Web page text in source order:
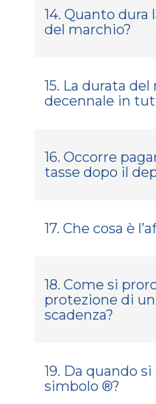
14. Quanto dura
del marchio?
15. La durata
decennale in
16. Occorre
tasse dopo il
17. Che cosa è
18. Come si
protezione di
scadenza?
19. Da quando
simbolo ®?